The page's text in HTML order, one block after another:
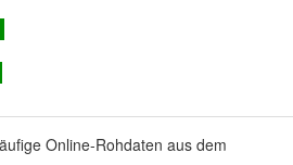
Online-Rohdaten aus dem